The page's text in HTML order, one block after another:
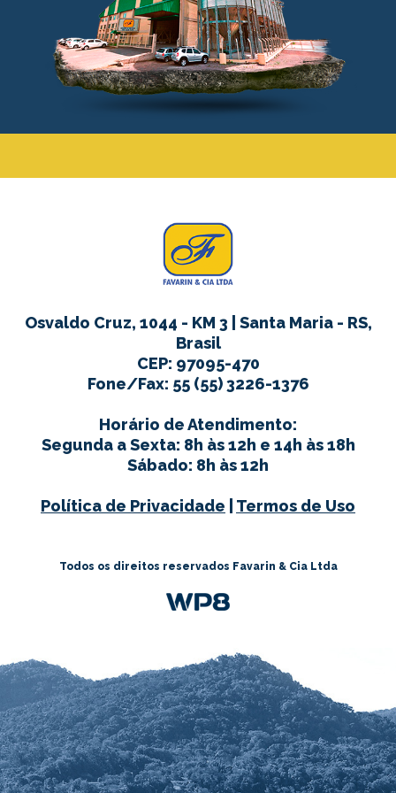
Osvaldo Cruz, 1044 - KM 3 | Santa Maria - RS,
Brasil
CEP: 97095-470
Fone/Fax: 55 (55) 3226-1376
Horário de Atendimento:
Segunda a Sexta: 8h às 12h e 14h às 18h
Sábado: 8h às 12h
Política de Privacidade Termos de Uso
Todos os direitos reservados Favarin & Cia Ltda